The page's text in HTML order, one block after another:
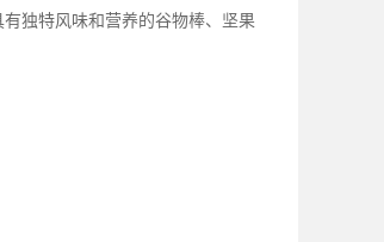
独特风味和营养的谷物棒、坚果